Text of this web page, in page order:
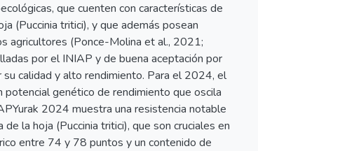
que cuenten con características de
(Puccinia tritici), y que además posean
agricultores (Ponce-Molina et al., 2021;
por el INIAP y de buena aceptación por
calidad y alto rendimiento. Para el 2024, el
potencial genético de rendimiento que oscila
2024 muestra una resistencia notable
la hoja (Puccinia tritici), que son cruciales en
entre 74 y 78 puntos y un contenido de